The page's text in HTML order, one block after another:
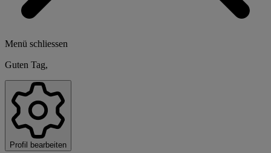
Menü schliessen
Guten Tag,
Profil bearbeiten